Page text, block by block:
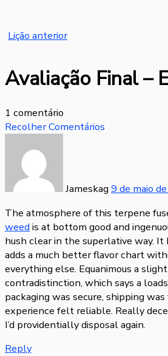
Lição anterior
Avaliação Final –
1 comentário
Recolher Comentários
Jameskag 9 de maio
The atmosphere of this terpene
weed is at bottom good and
hush clear in the superlative way.
adds a much better flavor chart
everything else. Equanimous a
contradistinction, which says a
packaging was secure, shipping
experience felt reliable. Really
I’d providentially disposal again.
Reply